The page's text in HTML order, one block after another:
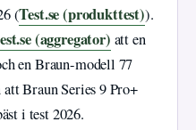
(Test.se (produkttest)).
(aggregator) att en
en Braun-modell 77
Braun Series 9 Pro+
i test 2026.